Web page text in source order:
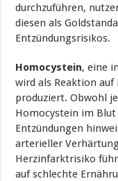
durchzuführen,
diesen als
Entzündungsrisikos.
Homocystein, eine
wird als Reaktion
produziert. Obwohl
Homocystein im
Entzündungen
arterieller
Herzinfarktrisiko
auf schlechte